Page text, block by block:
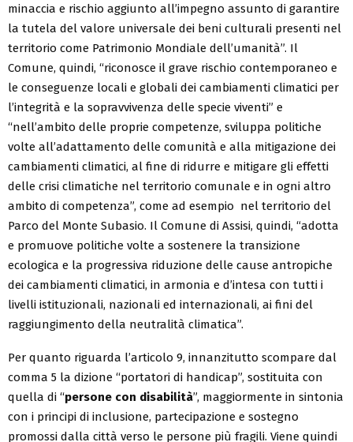
minaccia e rischio aggiunto all’impegno assunto di garantire
la tutela del valore universale dei beni culturali presenti nel
territorio come Patrimonio Mondiale dell’umanità”. Il
Comune, quindi, “riconosce il grave rischio contemporaneo e
le conseguenze locali e globali dei cambiamenti climatici per
l’integrità e la sopravvivenza delle specie viventi” e
“nell’ambito delle proprie competenze, sviluppa politiche
volte all’adattamento delle comunità e alla mitigazione dei
cambiamenti climatici, al fine di ridurre e mitigare gli effetti
delle crisi climatiche nel territorio comunale e in ogni altro
ambito di competenza”, come ad esempio nel territorio del
Parco del Monte Subasio. Il Comune di Assisi, quindi, “adotta
e promuove politiche volte a sostenere la transizione
ecologica e la progressiva riduzione delle cause antropiche
dei cambiamenti climatici, in armonia e d’intesa con tutti i
livelli istituzionali, nazionali ed internazionali, ai fini del
raggiungimento della neutralità climatica”.
Per quanto riguarda l’articolo 9, innanzitutto scompare dal
comma 5 la dizione “portatori di handicap”, sostituita con
quella di “persone con disabilità”, maggiormente in sintonia
con i principi di inclusione, partecipazione e sostegno
promossi dalla città verso le persone più fragili. Viene quindi